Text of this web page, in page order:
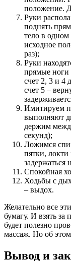
положение.
Руки
поднять
тело в одном
исходное
раз);
Руки
прямые ноги
счет 2, 3 и 4
счет 5 –
Имитируем
выполняют
держим
секунд);
Ложимся
пятки,
задержаться
Спокойная
Ходьбы с
– выдох.
Желательно все
бумагу. И взять
будет полезно
массаж. Но об
Вывод и